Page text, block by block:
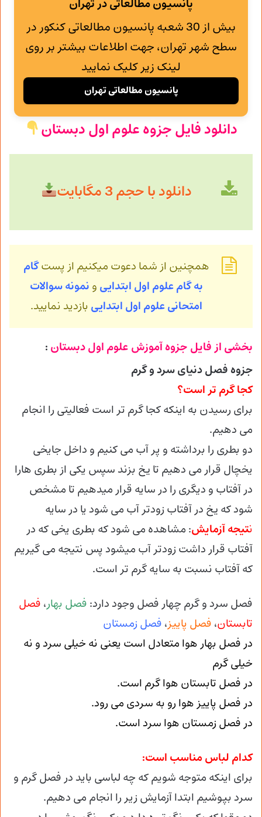
پانسیون مطالعاتی در تهران
بیش از 30 شعبه پانسیون مطالعاتی کنکور در
سطح شهر تهران، جهت اطلاعات بیشتر بر روی
لینک زیر کلیک نمایید
پانسیون مطالعاتی تهران
دانلود فایل جزوه علوم اول دبستان
دانلود با حجم 3 مگابایت
همچنین از شما دعوت میکنیم از پستگام
بهگام علوم اول ابتدایی و نمونه سوالات
امتحانی علوم اول ابتدایی بازدید نمایید.
بخشی از فایل جزوه آموزش علوم اول دبستان :
جزوه فصل دنیای سرد و گرم
کجا گرم تر است؟
برای رسیدن به اینکه کجا گرم تر است فعالیتی را انجام
می دهیم.
دو بطری را برداشته و پر آب می کنیم و داخل جایخی
یخچال قرار می دهیم تا یخ بزند سپس یکی از بطری هارا
در آفتاب و دیگری را در سایه قرار میدهیم تا مشخص
شود که یخ در آفتاب زودتر آب می شود یا در سایه
نتیجه آزمایش: مشاهده می شود که بطری یخی که در
آفتاب قرار داشت زودتر آب میشود پس نتیجه می گیریم
که آفتاب نسبت به سایه گرم تر است.
فصل سرد و گرم چهار فصل وجود دارد: فصل بهار، فصل
تابستان، فصل پاییز، فصل زمستان
در فصل بهار هوا متعادل است یعنی نه خیلی سرد و نه
خیلی گرم
در فصل تابستان هوا گرم است.
در فصل پاییز هوا رو به سردی می رود.
در فصل زمستان هوا سرد است.
کدام لباس مناسب است:
برای اینکه متوجه شویم که چه لباسی باید در فصل گرم و
سرد بپوشیم ابتدا آزمایش زیر را انجام می دهیم.